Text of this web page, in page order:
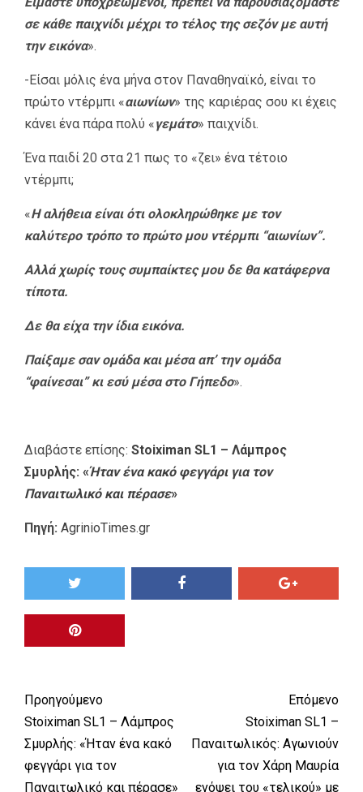
σε κάθε παιχνίδι μέχρι το τέλος της σεζόν με αυτή
την εικόνα».
-Είσαι μόλις ένα μήνα στον Παναθηναϊκό, είναι το
πρώτο ντέρμπι «αιωνίων» της καριέρας σου κι έχεις
κάνει ένα πάρα πολύ «γεμάτο» παιχνίδι.
Ένα παιδί 20 στα 21 πως το «ζει» ένα τέτοιο
ντέρμπι;
«Η αλήθεια είναι ότι ολοκληρώθηκε με τον
καλύτερο τρόπο το πρώτο μου ντέρμπι “αιωνίων”.
Αλλά χωρίς τους συμπαίκτες μου δε θα κατάφερνα
τίποτα.
Δε θα είχα την ίδια εικόνα.
Παίξαμε σαν ομάδα και μέσα απ’ την ομάδα
“φαίνεσαι” κι εσύ μέσα στο Γήπεδο».
Διαβάστε επίσης: Stoiximan SL1 – Λάμπρος
Σμυρλής: «Ήταν ένα κακό φεγγάρι για τον
Παναιτωλικό και πέρασε»
Πηγή: AgrinioTimes.gr
Προηγούμενο
Stoiximan SL1 – Λάμπρος
Σμυρλής: «Ήταν ένα κακό
φεγγάρι για τον
Παναιτωλικό και πέρασε»
Επόμενο
Stoiximan SL1 –
Παναιτωλικός: Αγωνιούν
για τον Χάρη Μαυρία
ενόψει του «τελικού» με